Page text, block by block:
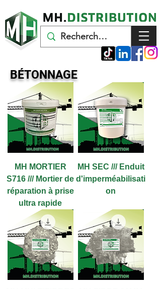
MH MORTIER
S716 /// Mortier de
réparation à prise
ultra rapide
MH SEC /// Enduit
d'imperméabilisati
on
BÉTONNAGE